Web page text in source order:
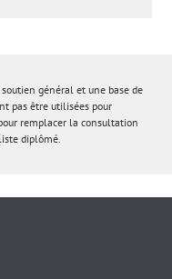
général et une base de
pas être utilisées pour
remplacer la consultation
diplômé.